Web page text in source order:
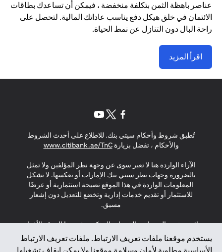
عناصر باهظة الثمن بتكلفة منخفضة ، فيمكن أن تساعدك بطاقات
الائتمان في خلق هيكل دفع يناسب عاداتك المالية. لتحصل على
راحة البال دون التنازل عن نمط الحياة.
اقرأ المزيد
يستخدم موقعنا ملفات تعريف الارتباط. ملفات تعريف الارتباط
تُطبق شروط وأحكام سيتي بنك. للاطلاع على أحدث الشروط
والأحكام ، تفضل بزيارةwww.citibank.ae/TnC
(opens in a new tab)
الآراء الواردة هنا لا تعبر سوى عن وجهة نظر المؤلفين ولا تمثل
بالضرورة وجهات نظر سيتي بنك الإمارات أو تعكسها. لا تشكل
المعلومات الواردة في هذا الموقع نصيحة استثمارية أو عرضًا
للاستثمار أو تقديم خدمات إدارية وتخضع للتعديل دون إشعار
مسبق.
لا يتم تقديم المنتجات والخدمات المذكورة في هذا الموقع للأفراد
المقيمين في الاتحاد الأوروبي أو المنطقة الاقتصادية الأوروبية أو
سويسرا أو غيرنسي أو جيرسي أو موناكو أو سان مارينو أو